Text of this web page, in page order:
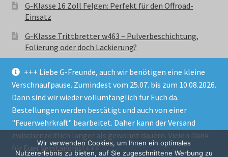
+++ Liebe G-Freunde, auch wir benötigen eine kleine
Verschnaufpause. Zumindest vom 25.07. bis zum 10.08.2026.
Dann sind wir wieder vollumfänglich für Euch da.
Bestellungen werden bestätigt und auch von einer
"Feuerwehrkraft" bearbeitet. Daher kann der Versand
zwischenzeitlich länger als gewohnt dauern. Vielen Dank
für Euer Verständnis! +++
G-Klasse 16 Zoll Felgen: Perfekt für den Offroad-
Einsatz
G-Klasse Trittbretter w463 – Pulverbeschichtung,
Folierung oder doch Lackierung?
© GParts24 - G-Klasse w463 Trittbretter, Felgen,
Ersatzteile & Zubebehör.
Datenschutzerklärung
Wir verwenden Cookies, um Ihnen ein optimales
Nutzererlebnis zu bieten, auf Sie zugeschnittene Werbung zu